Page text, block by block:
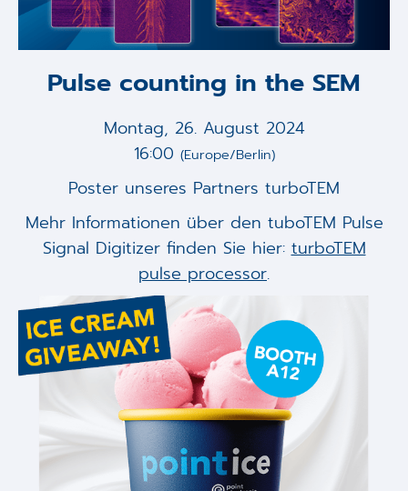
Pulse counting in the SEM
Montag, 26. August 2024
16:00 (Europe/Berlin)
Poster unseres Partners turboTEM
Mehr Informationen über den tuboTEM Pulse
Signal Digitizer finden Sie hier: turboTEM
pulse processor.